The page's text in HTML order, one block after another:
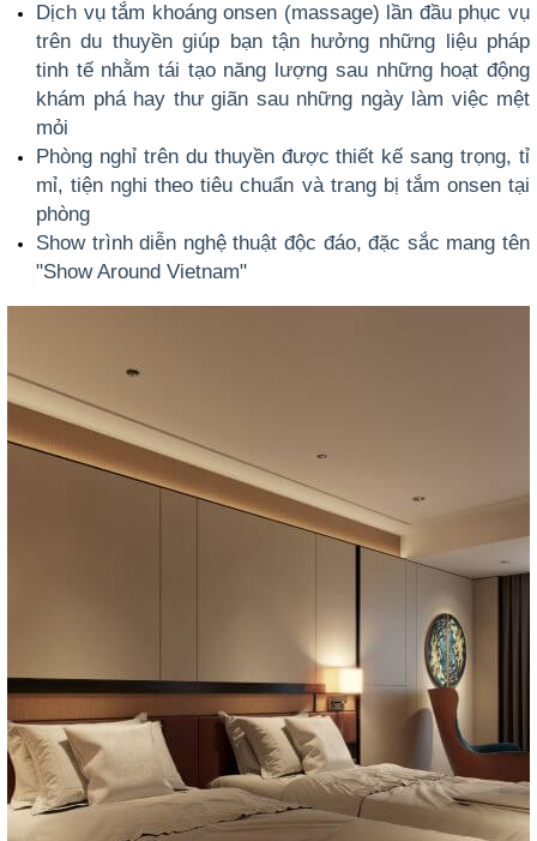
Dịch vụ tắm khoáng onsen (massage) lần đầu phục vụ
trên du thuyền giúp bạn tận hưởng những liệu pháp
tinh tế nhằm tái tạo năng lượng sau những hoạt động
khám phá hay thư giãn sau những ngày làm việc mệt
mỏi
Phòng nghỉ trên du thuyền được thiết kế sang trọng, tỉ
mỉ, tiện nghi theo tiêu chuẩn và trang bị tắm onsen tại
phòng
Show trình diễn nghệ thuật độc đáo, đặc sắc mang tên
"Show Around Vietnam"